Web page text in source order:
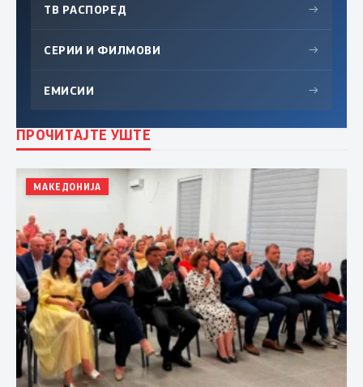
ТВ РАСПОРЕД →
СЕРИИ И ФИЛМОВИ →
ЕМИСИИ →
ПРОЧИТАЈТЕ УШТЕ
МАКЕДОНИЈА